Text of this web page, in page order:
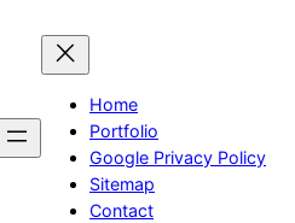
Home
Portfolio
Google Privacy Policy
Sitemap
Contact